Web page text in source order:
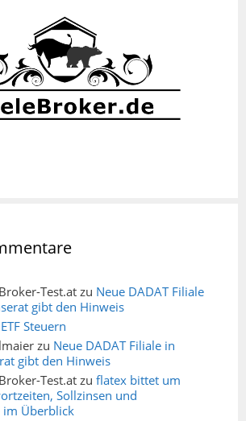
Test.at zu Neue DADAT Filiale
gibt den Hinweis
ETF Steuern
zu Neue DADAT Filiale in
gibt den Hinweis
Test.at zu flatex bittet um
Sollzinsen und
im Überblick